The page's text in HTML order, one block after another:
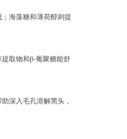
海藻糖和薄荷醇则提
取物和β-葡聚糖能舒
深入毛孔溶解黑头，